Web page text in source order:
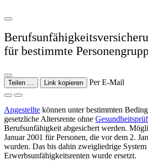
für bestimmte
Teilen … Link kopieren Per E-Mail
Angestellte können unter bestimmten
gesetzliche Altersrente ohne
Berufsunfähigkeit abgesichert werden.
Januar 2001 für Personen, die vor dem 2.
wurden. Das bis dahin zweigliedrige
Erwerbsunfähigkeitsrenten wurde ersetzt.